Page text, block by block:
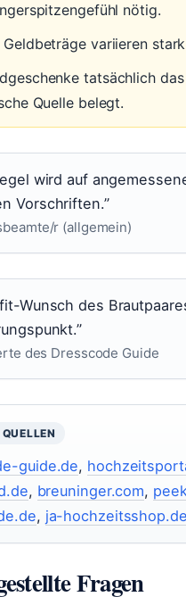
nötig.
Geldbeträge variieren
tatsächlich
Quelle belegt.
wird auf
Vorschriften.”
r (allgemein)
Wunsch des
des Dresscode Guide
guide.de,
, breuninger.com,
, ja-hochzeitsshop.de
Fragen